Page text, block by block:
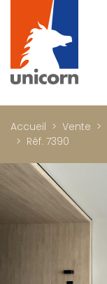
Accueil Vente
Réf. 7390